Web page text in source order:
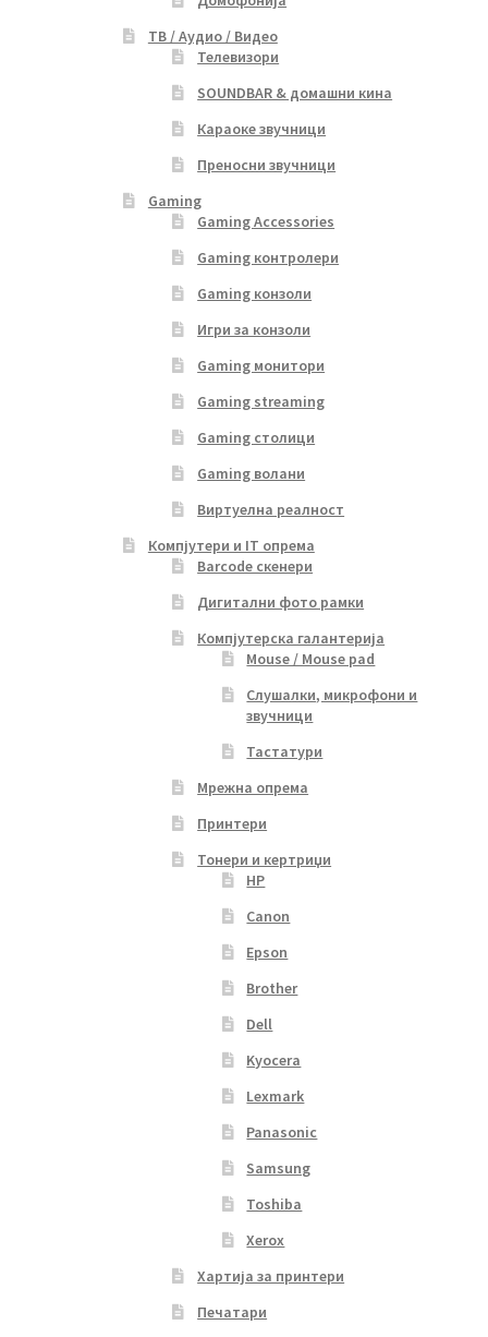
ТВ / Аудио / Видео
Телевизори
SOUNDBAR & домашни кина
Караоке звучници
Преносни звучници
Gaming
Gaming Accessories
Gaming контролери
Gaming конзоли
Игри за конзоли
Gaming монитори
Gaming streaming
Gaming столици
Gaming волани
Виртуелна реалност
Компјутери и IT опрема
Barcode скенери
Дигитални фото рамки
Компјутерска галантерија
Mouse / Mouse pad
Слушалки, микрофони и
звучници
Тастатури
Мрежна опрема
Принтери
Тонери и кертриџи
HP
Canon
Epson
Brother
Dell
Kyocera
Lexmark
Panasonic
Samsung
Toshiba
Xerox
Хартија за принтери
Печатари